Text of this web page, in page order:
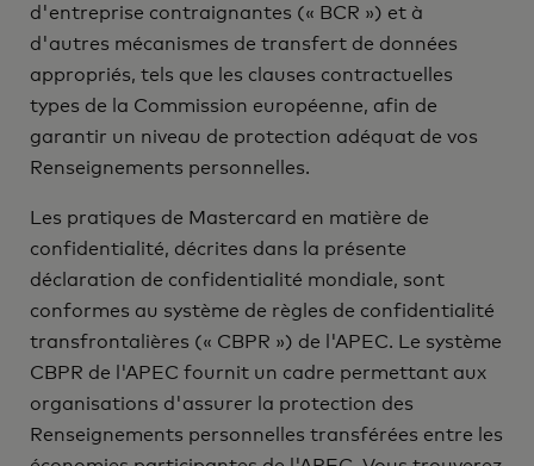
d'entreprise contraignantes (« BCR ») et à
d'autres mécanismes de transfert de données
appropriés, tels que les clauses contractuelles
types de la Commission européenne, afin de
garantir un niveau de protection adéquat de vos
Renseignements personnelles.
Les pratiques de Mastercard en matière de
confidentialité, décrites dans la présente
déclaration de confidentialité mondiale, sont
conformes au système de règles de confidentialité
transfrontalières (« CBPR ») de l'APEC. Le système
CBPR de l'APEC fournit un cadre permettant aux
organisations d'assurer la protection des
Renseignements personnelles transférées entre les